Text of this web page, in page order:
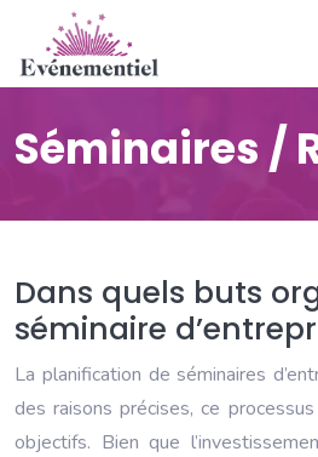
Séminaires /
Dans quels buts
séminaire
La planification de séminaires
des raisons précises, ce
objectifs. Bien que